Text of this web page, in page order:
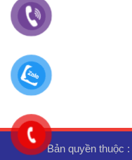
Bản quyền thuộc :